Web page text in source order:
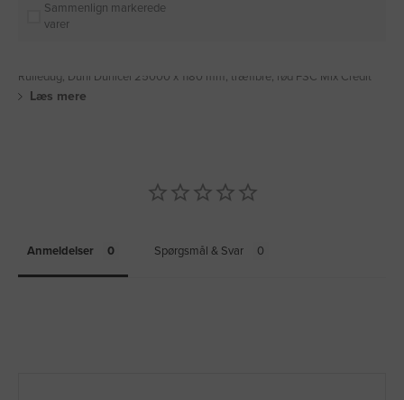
Sammenlign markerede
varer
Rulledug, Duni Dunicel 25000 x 1180 mm, træfibre, rød FSC Mix Credit
Læs mere
Anmeldelser Spørgsmål & Svar